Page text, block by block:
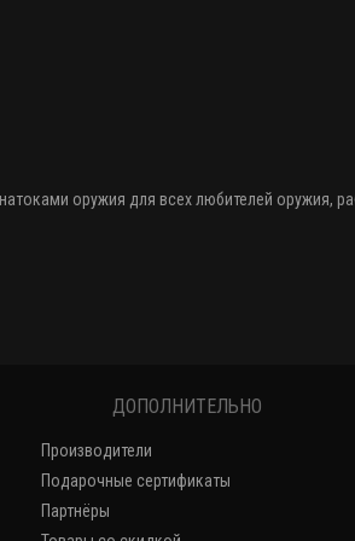
оружия для всех любителей оружия,
ДОПОЛНИТЕЛЬНО
Производители
Подарочные сертификаты
Партнёры